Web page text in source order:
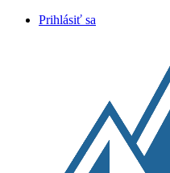
Prihlásiť sa